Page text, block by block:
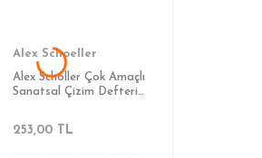
Alex Schoeller
Alex Scholler Çok Amaçlı
Sanatsal Çizim Defteri
253,00 TL